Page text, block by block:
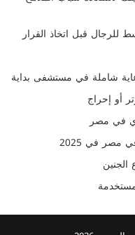
قبل اتخاذ القرار
شاملة في مستشفى بداية
أو إحراج
في مصر
في 2025